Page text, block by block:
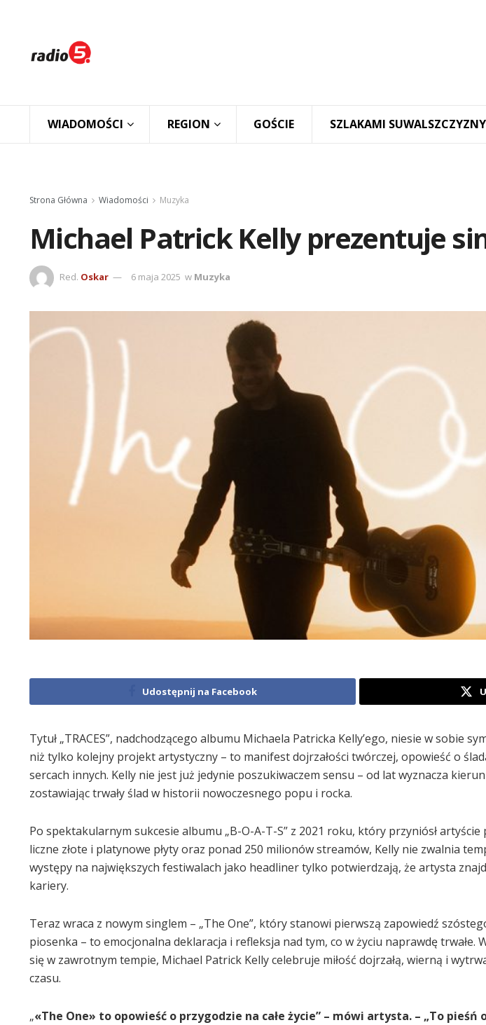
WIADOMOŚCI REGION GOŚCIE SZLAKAMI SUWALSZCZYZNY
Strona Główna Wiadomości Muzyka
Michael Patrick Kelly prezentuje
Red. Oskar 6 maja 2025 w Muzyka
Udostępnij na Facebook
Tytuł „TRACES”, nadchodzącego albumu Michaela Patricka Kelly’ego, niesie w sobie
niż tylko kolejny projekt artystyczny – to manifest dojrzałości twórczej, opowieść o
sercach innych. Kelly nie jest już jedynie poszukiwaczem sensu – od lat wyznacza
zostawiając trwały ślad w historii nowoczesnego popu i rocka.
Po spektakularnym sukcesie albumu „B-O-A-T-S” z 2021 roku, który przyniósł
liczne złote i platynowe płyty oraz ponad 250 milionów streamów, Kelly nie zwalnia
występy na największych festiwalach jako headliner tylko potwierdzają, że artysta
kariery.
Teraz wraca z nowym singlem – „The One”, który stanowi pierwszą zapowiedź
piosenka – to emocjonalna deklaracja i refleksja nad tym, co w życiu naprawdę trwałe.
się w zawrotnym tempie, Michael Patrick Kelly celebruje miłość dojrzałą, wierną i
czasu.
„«The One» to opowieść o przygodzie na całe życie” – mówi artysta. – „To